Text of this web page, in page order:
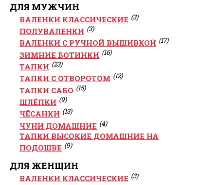
ДЛЯ МУЖЧИН
ВАЛЕНКИ КЛАССИЧЕСКИЕ (3)
ПОЛУВАЛЕНКИ (3)
ВАЛЕНКИ С РУЧНОЙ ВЫШИВКОЙ (17)
ЗИМНИЕ БОТИНКИ (16)
ТАПКИ (23)
ТАПКИ С ОТВОРОТОМ (12)
ТАПКИ САБО (15)
ШЛЁПКИ (9)
ЧЁСАНКИ (13)
ЧУНИ ДОМАШНИЕ (4)
ТАПКИ ВЫСОКИЕ ДОМАШНИЕ НА
ПОДОШВЕ (9)
ДЛЯ ЖЕНЩИН
ВАЛЕНКИ КЛАССИЧЕСКИЕ (3)